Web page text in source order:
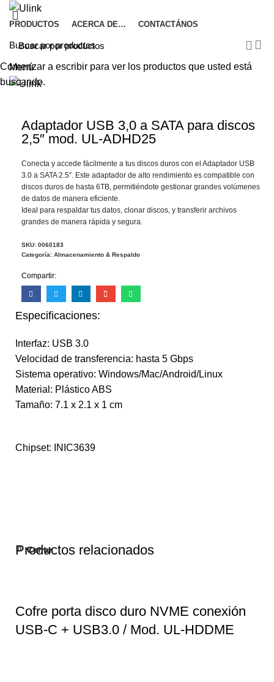
PRODUCTOS ACERCA DE… CONTACTÁNOS
Menú
Adaptador USB 3,0 a SATA para discos
2,5″ mod. UL-ADHD25
Conecta y accede fácilmente a tus discos duros con el Adaptador USB
3.0 a SATA 2.5″. Este adaptador de alto rendimiento es compatible con
discos duros de hasta 6TB, permitiéndote gestionar grandes volúmenes
de datos de manera eficiente.
Ideal para respaldar tus datos, clonar discos, y transferir archivos
grandes de manera rápida y segura.
SKU: 0060183
Categoría: Almacenamiento & Respaldo
Compartir:
Especificaciones:
Interfaz: USB 3.0
Velocidad de transferencia: hasta 5 Gbps
Sistema operativo: Windows/Mac/Android/Linux
Material: Plástico ABS
Tamaño: 7.1 x 2.1 x 1 cm
Chipset: INIC3639
Productos relacionados
Cerrar
Cofre porta disco duro NVME conexión
USB-C + USB3.0 / Mod. UL-HDDME
Cerrar
Cerrar
Cerrar
Cerrar
Cerrar
Cerrar
Cerrar
Cerrar
Cerrar
Comenzar a escribir para ver los productos que usted está
buscando.